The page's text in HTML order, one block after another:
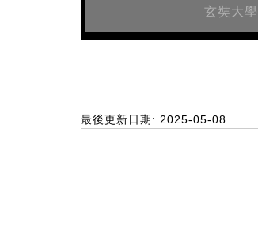
玄奘大
最後更新日期: 2025-05-08